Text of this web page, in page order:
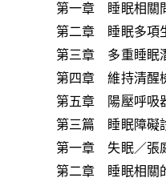
第一章 睡眠相關
第二章 睡眠多項
第三章 多重睡眠
第四章 維持清醒
第五章 陽壓呼吸
第三篇 睡眠障礙
第一章 失眠／張
第二章 睡眠相關